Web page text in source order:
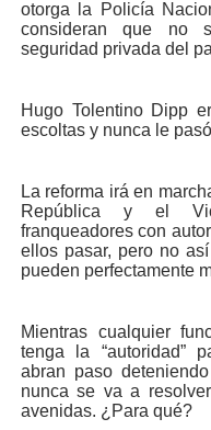
otorga la Policía
consideran que no
seguridad privada del
Hugo Tolentino Dipp
escoltas y nunca le
La reforma irá en
República y el
franqueadores con
ellos pasar, pero no
pueden perfectamente
Mientras cualquier
tenga la “autoridad”
abran paso
nunca se va a
avenidas. ¿Para qué?